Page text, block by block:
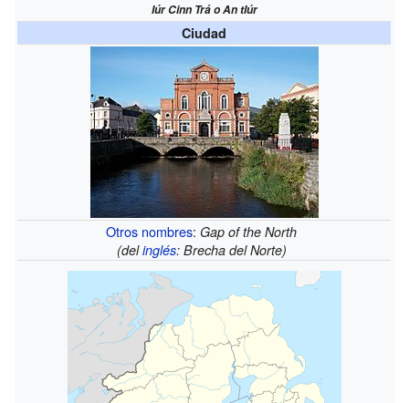
Iúr Cinn Trá o An tIúr
Ciudad
Otros nombres: Gap of the North
(delinglés: Brecha del Norte)